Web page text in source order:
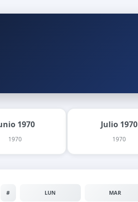
1970
1970
Julio 1970
1970
# LUN MAR